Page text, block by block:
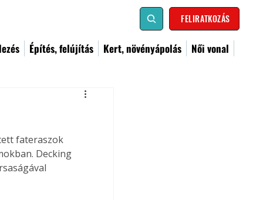
FELIRATKOZÁS
Építés, felújítás Kert, növényápolás Női vonal
fateraszok
Decking